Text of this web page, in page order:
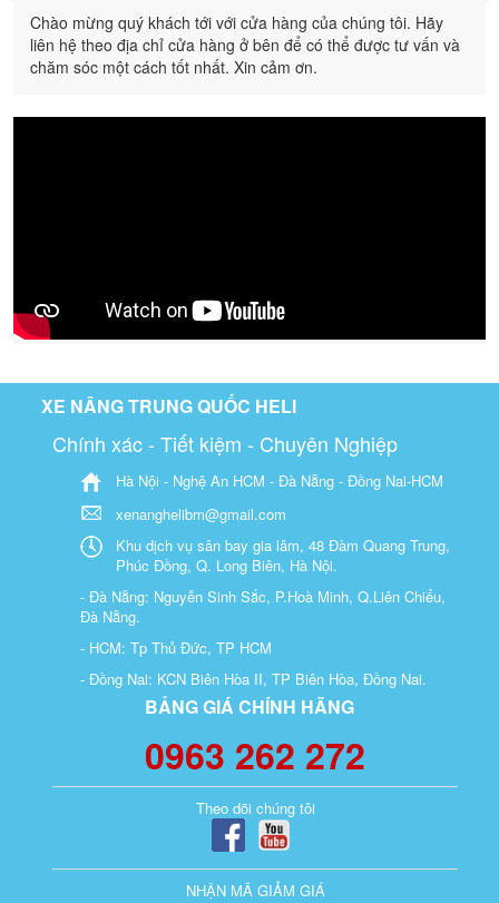
Chào mừng quý khách tới với cửa hàng của chúng tôi. Hãy
liên hệ theo địa chỉ cửa hàng ở bên để có thể được tư vấn và
chăm sóc một cách tốt nhất. Xin cảm ơn.
XE NÂNG TRUNG QUỐC HELI
Chính xác - Tiết kiệm - Chuyên Nghiệp
Hà Nội - Nghệ An HCM - Đà Nẵng - Đồng Nai-HCM
xenanghelibm@gmail.com
Khu dịch vụ sân bay gia lâm, 48 Đàm Quang Trung,
Phúc Đồng, Q. Long Biên, Hà Nội.
- Đà Nẵng: Nguyễn Sinh Sắc, P.Hoà Minh, Q.Liên Chiểu,
Đà Nẵng.
- HCM: Tp Thủ Đức, TP HCM
- Đồng Nai: KCN Biên Hòa II, TP Biên Hòa, Đồng Nai.
BẢNG GIÁ CHÍNH HÃNG
0963 262 272
Theo dõi chúng tôi
NHẬN MÃ GIẢM GIÁ